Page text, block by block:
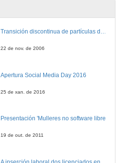
Presentación de Patricia Forcén
Transición discontinua de partículas de microgel termosensible
22 de nov. de 2006
Apertura Social Media Day 2016
25 de xan. de 2016
Presentación 'Mulleres no software libre'
19 de out. de 2011